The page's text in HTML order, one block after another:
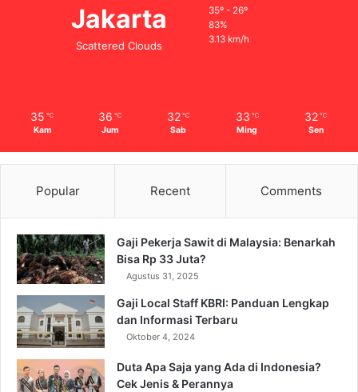
Jakarta
Scattered Clouds
35º - 26º
83%
3.13 km/h
35 ℃
Kam
36 ℃
Jum
32 ℃
Sab
33 ℃
Ming
32 ℃
Sen
Popular Recent Comments
Gaji Pekerja Sawit di Malaysia: Benarkah
Bisa Rp 33 Juta?
Agustus 31, 2025
Gaji Local Staff KBRI: Panduan Lengkap
dan Informasi Terbaru
Oktober 4, 2024
Duta Apa Saja yang Ada di Indonesia?
Cek Jenis & Perannya